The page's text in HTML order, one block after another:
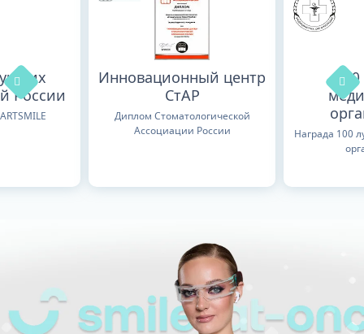
России
Инновационный центр
СтАР
Диплом Стоматологической
Ассоциации России
Награда 100